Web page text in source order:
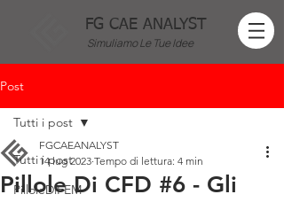
FG CAE ANALYST
Simuliamo Le Tue Idee
Post
Tutti i post
PilloleDiFEM
Tutti i post
Pillole Di CFD #6 - Gli
FGCAEANALYST
14 lug 2023 Tempo di lettura: 4 min